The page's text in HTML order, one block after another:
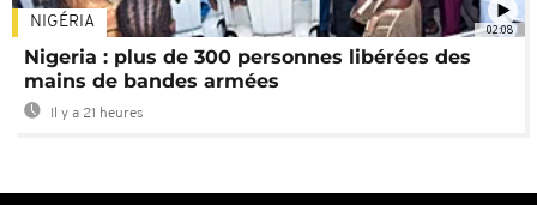
02:08
NIGÉRIA
Nigeria : plus de 300 personnes libérées des
mains de bandes armées
Il y a 21 heures